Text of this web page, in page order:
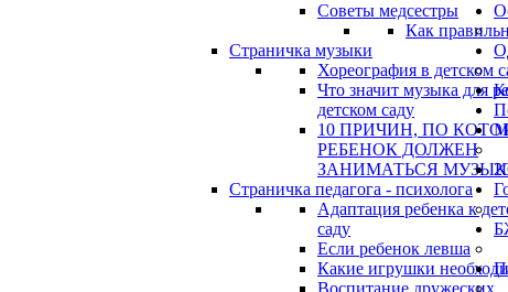
Советы медсестры
Как
Страничка музыки
Хореография в детском
Что значит музыка для
детском саду
10 ПРИЧИН, ПО
РЕБЕНОК ДОЛЖЕН
ЗАНИМАТЬСЯ
Страничка педагога - психолога
Адаптация ребенка к
саду
Если ребенок левша
Какие игрушки